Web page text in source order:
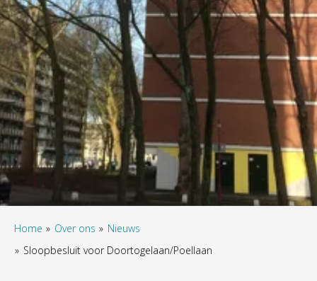
Home Over ons
Nieuws
Sloopbesluit voor Doortogelaan/Poellaan